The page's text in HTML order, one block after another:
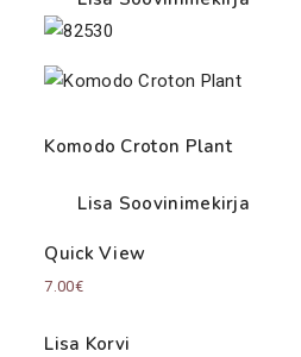
Komodo Croton Plant
Lisa Soovinimekirja
Quick View
7.00€
Lisa Korvi